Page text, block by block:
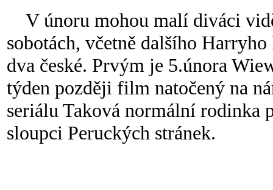
V únoru mohou malí diváci
sobotách, včetně dalšího
dva české. Prvým je 5.února
týden později film natočený na
seriálu Taková normální rodinka
sloupci Peruckých stránek.